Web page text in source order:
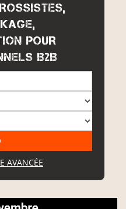
POUR
B2B
AVANCÉE